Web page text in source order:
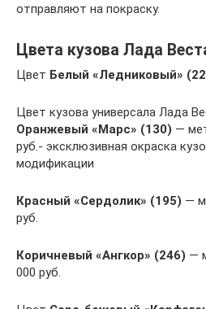
отправляют на покраску.
Цвета кузова Лада
Цвет Белый «Ледниковый»
Цвет кузова универсала Лада
Оранжевый «Марс» (130) —
руб.- эксклюзивная окраска
модификации
Красный «Сердолик» (195) —
руб.
Коричневый «Ангкор» (246) —
000 руб.